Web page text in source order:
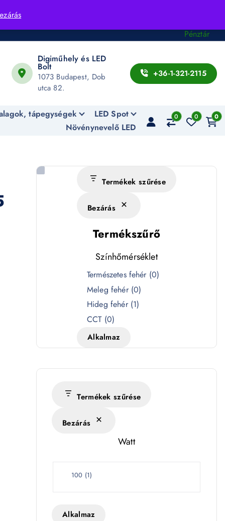
Pénztár
Digiműhely és LED
Bolt
1073 Budapest, Dob
utca 82.
+36-1-321-2115
tápegységek
LED Spot
Növénynevelő LED
0 0 0
Termékek szűrése
Bezárás
Termékszűrő
Színhőmérséklet
é
s
k
Természetes fehér (0)
Meleg fehér (0)
Hideg fehér (1)
CCT (0)
Alkalmaz
Termékek szűrése
Bezárás
Watt
W
t
100 (1)
Alkalmaz